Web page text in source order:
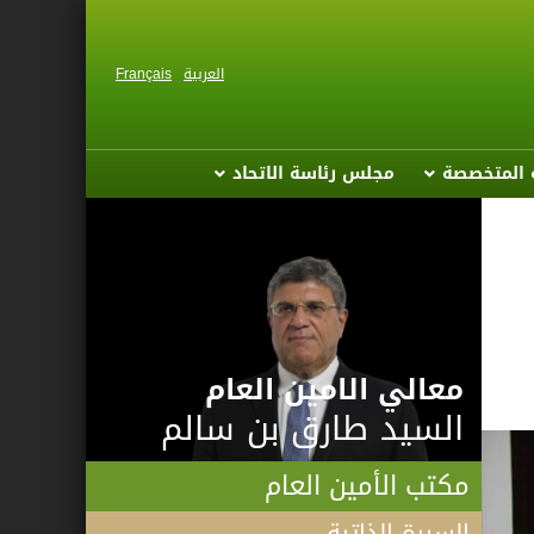
العربية Français
المتخصصة مجلس رئاسة الاتحاد
معالي الامين العام
السيد طارق بن سالم
مكتب الأمين العام